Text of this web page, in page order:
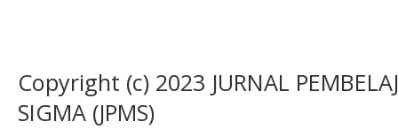
Copyright (c) 2023 JURNAL
SIGMA (JPMS)